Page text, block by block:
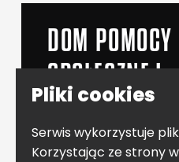
DOM POMOCY
SPOŁECZNEJ
© 2023 DPS w
Pliki cookies
Serwis wykorzystuje
Korzystając ze strony